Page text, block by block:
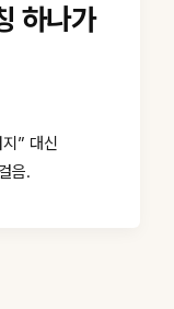
하나가
” 대신
음.